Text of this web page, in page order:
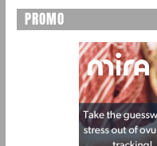
PROMO